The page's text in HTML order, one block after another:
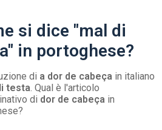
si dice "mal di
in portoghese?
di a dor de cabeça in italiano
testa. Qual è l'articolo
di dor de cabeça in